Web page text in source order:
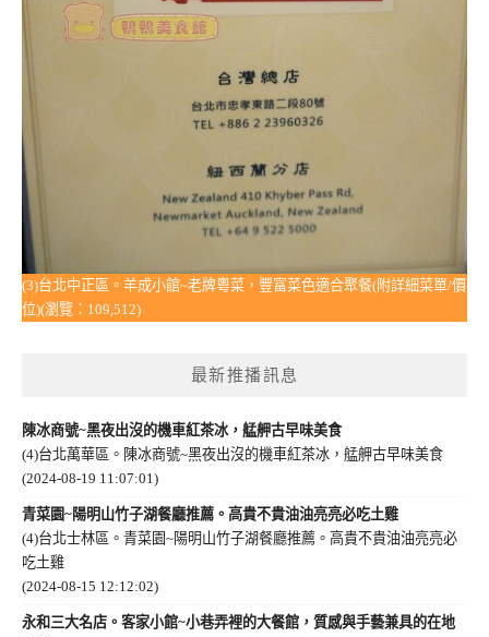
(3)台北中正區。羊成小館~老牌粵菜，豐富菜色適合聚餐(附詳細菜單/價
位)(瀏覽：109,512)
最新推播訊息
陳冰商號~黑夜出沒的機車紅茶冰，艋舺古早味美食
(4)台北萬華區。陳冰商號~黑夜出沒的機車紅茶冰，艋舺古早味美食
(2024-08-19 11:07:01)
青菜園~陽明山竹子湖餐廳推薦。高貴不貴油油亮亮必吃土雞
(4)台北士林區。青菜園~陽明山竹子湖餐廳推薦。高貴不貴油油亮亮必
吃土雞
(2024-08-15 12:12:02)
永和三大名店。客家小館~小巷弄裡的大餐館，質感與手藝兼具的在地